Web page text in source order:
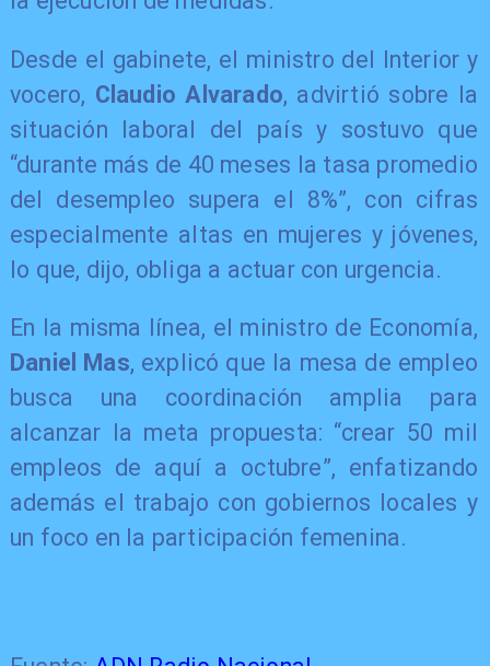
Desde el gabinete, el ministro del Interior y
vocero, Claudio Alvarado, advirtió sobre la
situación laboral del país y sostuvo que
“durante más de 40 meses la tasa promedio
del desempleo supera el 8%”, con cifras
especialmente altas en mujeres y jóvenes,
lo que, dijo, obliga a actuar con urgencia.
En la misma línea, el ministro de Economía,
Daniel Mas, explicó que la mesa de empleo
busca una coordinación amplia para
alcanzar la meta propuesta: “crear 50 mil
empleos de aquí a octubre”, enfatizando
además el trabajo con gobiernos locales y
un foco en la participación femenina.